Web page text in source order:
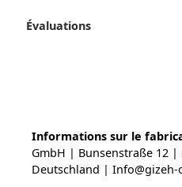
Évaluations
Informations sur le
GmbH | Bunsenstraße 12 |
Deutschland | Info@gizeh-